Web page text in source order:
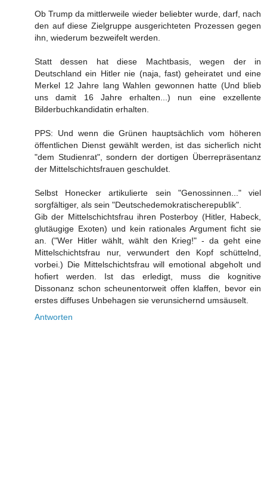
Ob Trump da mittlerweile wieder beliebter wurde, darf, nach
den auf diese Zielgruppe ausgerichteten Prozessen gegen
ihn, wiederum bezweifelt werden.
Statt dessen hat diese Machtbasis, wegen der in
Deutschland ein Hitler nie (naja, fast) geheiratet und eine
Merkel 12 Jahre lang Wahlen gewonnen hatte (Und blieb
uns damit 16 Jahre erhalten...) nun eine exzellente
Bilderbuchkandidatin erhalten.
PPS: Und wenn die Grünen hauptsächlich vom höheren
öffentlichen Dienst gewählt werden, ist das sicherlich nicht
"dem Studienrat", sondern der dortigen Überrepräsentanz
der Mittelschichtsfrauen geschuldet.
Selbst Honecker artikulierte sein "Genossinnen..." viel
sorgfältiger, als sein "Deutschedemokratischerepublik".
Gib der Mittelschichtsfrau ihren Posterboy (Hitler, Habeck,
glutäugige Exoten) und kein rationales Argument ficht sie
an. ("Wer Hitler wählt, wählt den Krieg!" - da geht eine
Mittelschichtsfrau nur, verwundert den Kopf schüttelnd,
vorbei.) Die Mittelschichtsfrau will emotional abgeholt und
hofiert werden. Ist das erledigt, muss die kognitive
Dissonanz schon scheunentorweit offen klaffen, bevor ein
erstes diffuses Unbehagen sie verunsichernd umsäuselt.
Antworten